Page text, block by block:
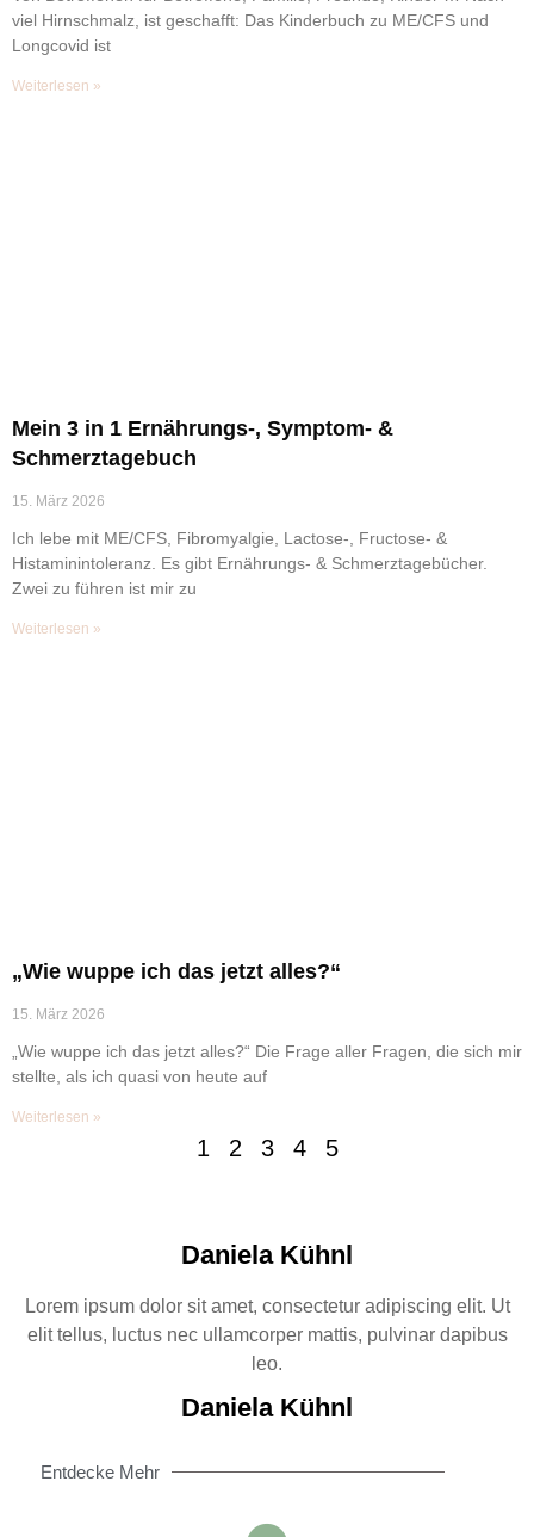
viel Hirnschmalz, ist geschafft: Das Kinderbuch zu ME/CFS und
Longcovid ist
Weiterlesen »
Mein 3 in 1 Ernährungs-, Symptom- &
Schmerztagebuch
15. März 2026
Ich lebe mit ME/CFS, Fibromyalgie, Lactose-, Fructose- &
Histaminintoleranz. Es gibt Ernährungs- & Schmerztagebücher.
Zwei zu führen ist mir zu
Weiterlesen »
„Wie wuppe ich das jetzt alles?“
15. März 2026
„Wie wuppe ich das jetzt alles?“ Die Frage aller Fragen, die sich mir
stellte, als ich quasi von heute auf
Weiterlesen »
1 2 3 4 5
Daniela Kühnl
Lorem ipsum dolor sit amet, consectetur adipiscing elit. Ut
elit tellus, luctus nec ullamcorper mattis, pulvinar dapibus
leo.
Daniela Kühnl
Entdecke Mehr